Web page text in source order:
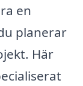
en
planerar
Här